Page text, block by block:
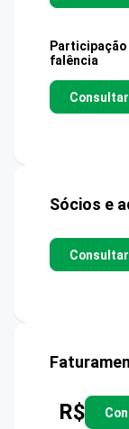
Participação
falência
Consultar
Sócios e
Consultar
R$